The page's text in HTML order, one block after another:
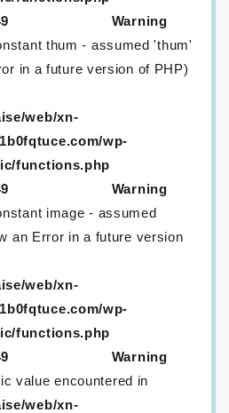
Warning
thum - assumed 'thum'
in a future version of PHP)
web/xn-
wp-
functions.php
Warning
image - assumed
an Error in a future version
web/xn-
wp-
functions.php
Warning
value encountered in
web/xn-